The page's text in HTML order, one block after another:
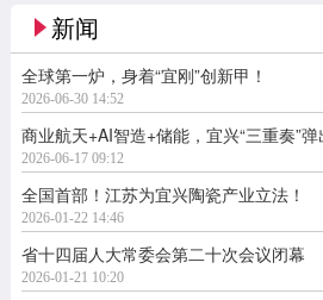
新闻
全球第一炉，身着“宜刚”创新甲！
2026-06-30 14:52
商业航天+AI智造+储能，宜兴“三重奏”
2026-06-17 09:12
全国首部！江苏为宜兴陶瓷产业立法！
2026-01-22 14:46
省十四届人大常委会第二十次会议闭幕
2026-01-21 10:20